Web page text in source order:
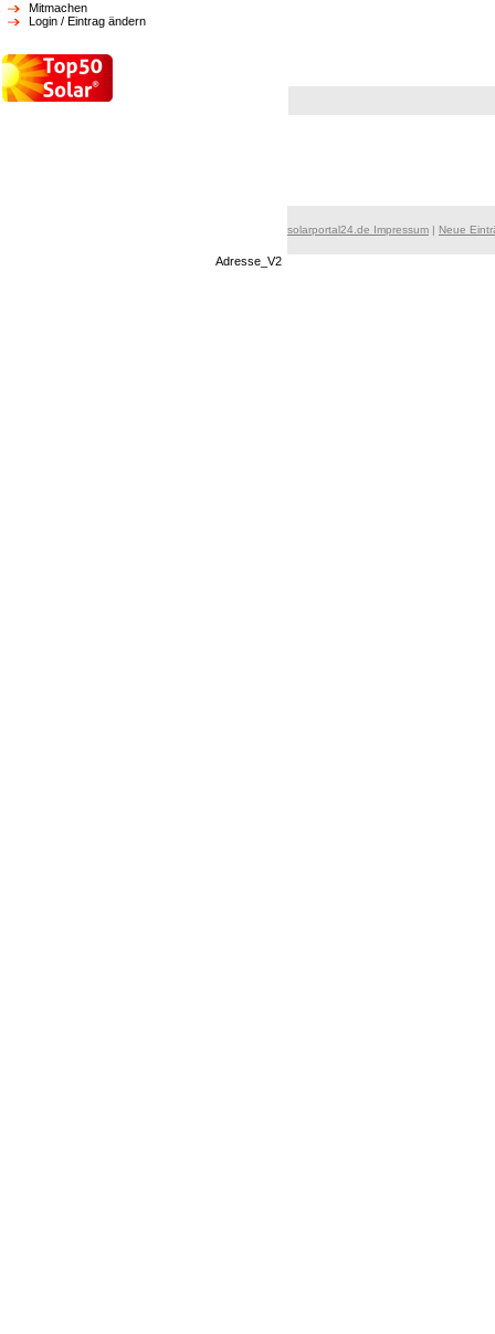
Mitmachen
Login / Eintrag ändern
solarportal24.de Impressum | Neue
Adresse_V2